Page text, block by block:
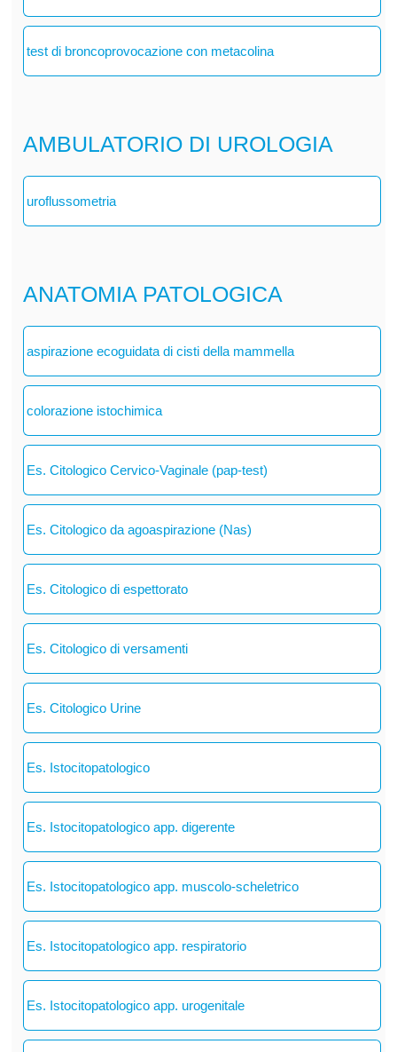
test di broncoprovocazione con metacolina
AMBULATORIO DI UROLOGIA
uroflussometria
ANATOMIA PATOLOGICA
aspirazione ecoguidata di cisti della mammella
colorazione istochimica
Es. Citologico Cervico-Vaginale (pap-test)
Es. Citologico da agoaspirazione (Nas)
Es. Citologico di espettorato
Es. Citologico di versamenti
Es. Citologico Urine
Es. Istocitopatologico
Es. Istocitopatologico app. digerente
Es. Istocitopatologico app. muscolo-scheletrico
Es. Istocitopatologico app. respiratorio
Es. Istocitopatologico app. urogenitale